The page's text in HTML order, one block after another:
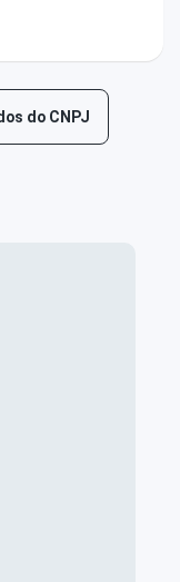
do CNPJ